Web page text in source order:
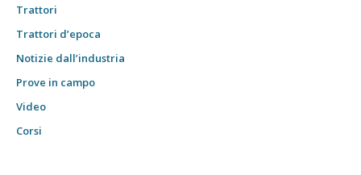
Trattori
Trattori d’epoca
Notizie dall’industria
Prove in campo
Video
Corsi